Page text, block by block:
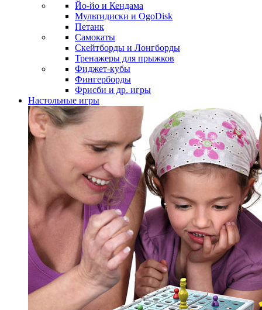
Йо-йо и Кендама
Мультидиски и OgoDisk
Петанк
Самокаты
Скейтборды и Лонгборды
Тренажеры для прыжков
Фиджет-кубы
Фингерборды
Фрисби и др. игры
Настольные игры